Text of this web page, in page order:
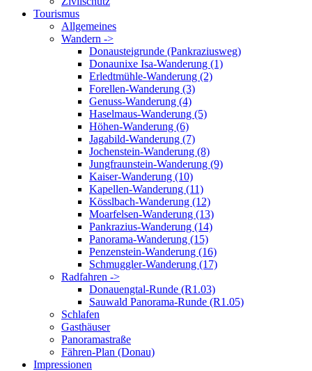
Tourismus
Allgemeines
Wandern ->
Donausteigrunde (Pankraziusweg)
Donaunixe Isa-Wanderung (1)
Erledtmühle-Wanderung (2)
Forellen-Wanderung (3)
Genuss-Wanderung (4)
Haselmaus-Wanderung (5)
Höhen-Wanderung (6)
Jagabild-Wanderung (7)
Jochenstein-Wanderung (8)
Jungfraunstein-Wanderung (9)
Kaiser-Wanderung (10)
Kapellen-Wanderung (11)
Kösslbach-Wanderung (12)
Moarfelsen-Wanderung (13)
Pankrazius-Wanderung (14)
Panorama-Wanderung (15)
Penzenstein-Wanderung (16)
Schmuggler-Wanderung (17)
Radfahren ->
Donauengtal-Runde (R1.03)
Sauwald Panorama-Runde (R1.05)
Schlafen
Gasthäuser
Panoramastraße
Fähren-Plan (Donau)
Impressionen